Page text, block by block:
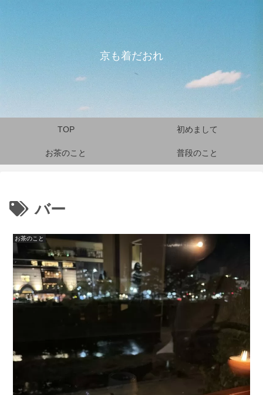
京も着だおれ
TOP 初めまして
お茶のこと 普段のこと
バー
お茶のこと